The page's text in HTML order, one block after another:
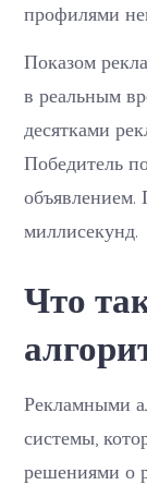
профилями
Показом
в реальным
десятками
Победитель
объявлением.
миллисекунд.
Что
Рекламными
системы,
решениями о